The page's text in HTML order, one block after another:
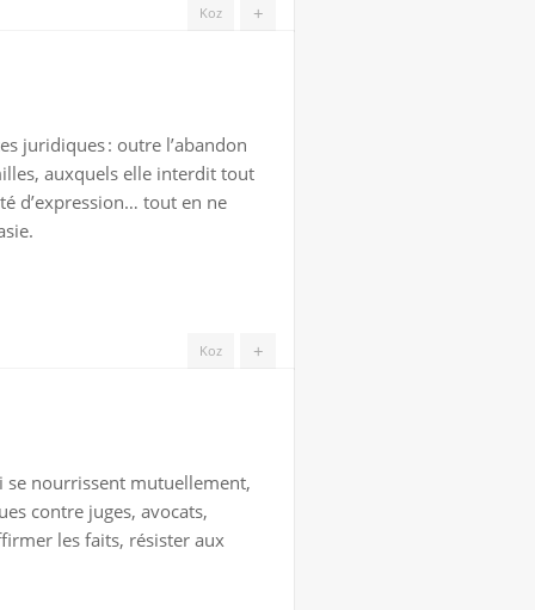
+
Koz
juridiques : outre l’abandon
auxquels elle interdit tout
d’expression… tout en ne
+
Koz
se nourrissent mutuellement,
contre juges, avocats,
les faits, résister aux